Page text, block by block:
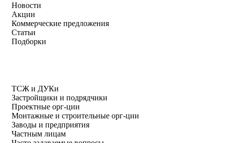
Новости
Акции
Коммерческие предложения
Статьи
Подборки
ТСЖ и ДУКи
Застройщики и подрядчики
Проектные орг-ции
Монтажные и строительные орг-ции
Заводы и предприятия
Частным лицам